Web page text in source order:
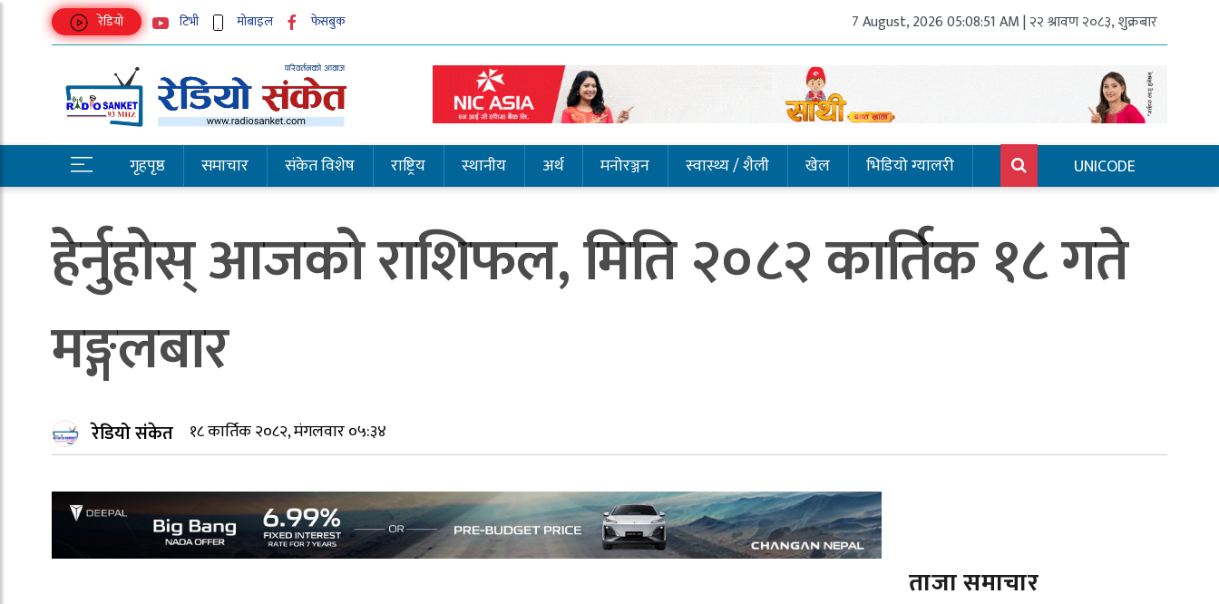
रेडियो टिभी मोबाइल फेसबुक 7 August, 2026 05:08:51 AM | २२ श्रावण २०८३, शुक्रबार
गृहपृष्ठ समाचार संकेत विशेष राष्ट्रिय स्थानीय अर्थ मनोरञ्जन स्वास्थ्य / शैली खेल भिडियो ग्यालरी UNICODE
हेर्नुहोस् आजको राशिफल, मिति २०८२ कार्तिक १८ गते
मङ्गलबार
रेडियो संकेत १८ कार्तिक २०८२, मंगलवार ०५:३४
ताजा समाचार